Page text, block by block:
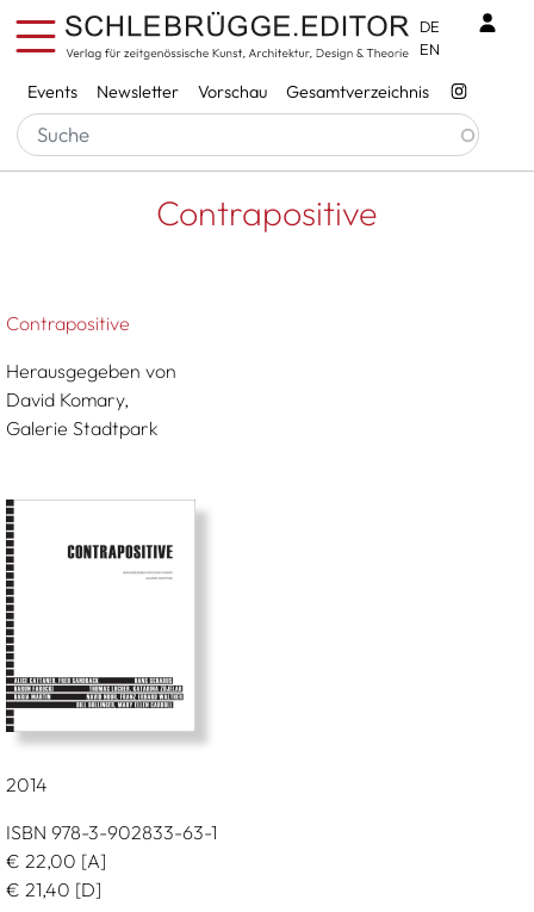
Direkt zum Inhalt
Services
Events Newsletter Vorschau Gesamtverzeichnis
DE
EN
Pfadnavigation
Startseite Contrapositive
Contrapositive
Contrapositive
Herausgegeben von
David Komary,
Galerie Stadtpark
2014
ISBN 978-3-902833-63-1
€ 22,00 [A]
€ 21,40 [D]